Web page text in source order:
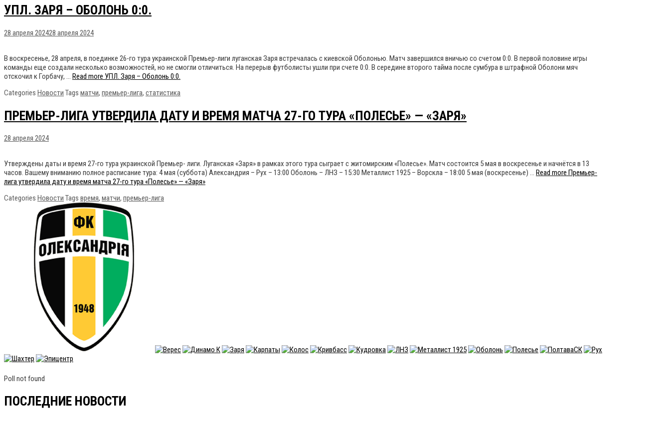
УПЛ. ЗАРЯ – ОБОЛОНЬ 0:0.
28 апреля 202428 апреля 2024
В воскресенье, 28 апреля, в поединке 26-го тура украинской Премьер-лиги луганская Заря встречалась с киевской Оболонью. Матч завершился вничью со счетом 0:0. В первой половине игры
команды еще создали несколько возможностей, но не смогли отличиться. На перерыв футболисты ушли при счете 0:0. В середине второго тайма после сумбура в штрафной Оболони мяч
отскочил к Горбачу, … Read more УПЛ. Заря – Оболонь 0:0.
Categories Новости Tags матчи, премьер-лига, статистика
ПРЕМЬЕР-ЛИГА УТВЕРДИЛА ДАТУ И ВРЕМЯ МАТЧА 27-ГО ТУРА «ПОЛЕСЬЕ» — «ЗАРЯ»
28 апреля 2024
Утверждены даты и время 27-го тура украинской Премьер- лиги. Луганская «Заря» в рамках этого тура сыграет с житомирским «Полесье». Матч состоится 5 мая в воскресенье и начнётся в 13
часов. Вашему вниманию полное расписание тура: 4 мая (суббота) Александрия – Рух – 13:00 Оболонь – ЛНЗ – 15:30 Металлист 1925 – Ворскла – 18:00 5 мая (воскресенье) … Read more Премьер-
лига утвердила дату и время матча 27-го тура «Полесье» — «Заря»
Categories Новости Tags время, матчи, премьер-лига
Poll not found
ПОСЛЕДНИЕ НОВОСТИ